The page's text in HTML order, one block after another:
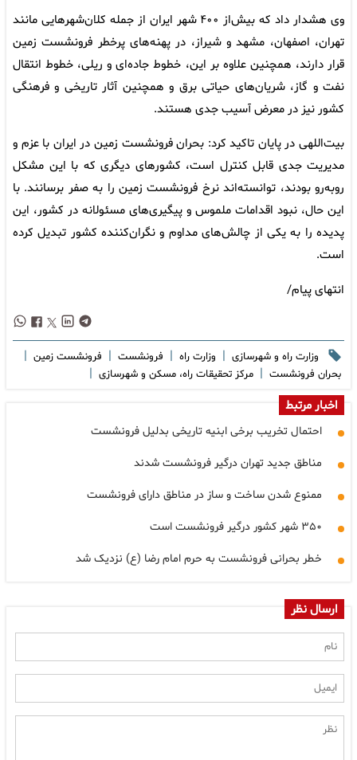
وی هشدار داد که بیش‌از ۴۰۰ شهر ایران از جمله کلان‌شهرهایی مانند
تهران، اصفهان، مشهد و شیراز، در پهنه‌های پرخطر فرونشست زمین
قرار دارند، همچنین علاوه بر این، خطوط جاده‌ای و ریلی، خطوط انتقال
نفت و گاز، شریان‌های حیاتی برق و همچنین آثار تاریخی و فرهنگی
کشور نیز در معرض آسیب جدی هستند.
بیت‌اللهی در پایان تاکید کرد: بحران فرونشست زمین در ایران با عزم و
مدیریت جدی قابل کنترل است، کشورهای دیگری که با این مشکل
روبه‌رو بودند، توانسته‌اند نرخ فرونشست زمین را به صفر برسانند. با
این حال، نبود اقدامات ملموس و پیگیری‌های مسئولانه در کشور، این
پدیده را به یکی از چالش‌های مداوم و نگران‌کننده کشور تبدیل کرده
است.
انتهای پیام/
وزارت راه و شهرسازی | وزارت راه | فرونشست | فرونشست زمین |
بحران فرونشست | مرکز تحقیقات راه، مسکن و شهرسازی |
اخبار مرتبط
احتمال تخریب برخی ابنیه تاریخی بدلیل فرونشست
مناطق جدید تهران درگیر فرونشست شدند
ممنوع شدن ساخت و ساز در مناطق دارای فرونشست
۳۵۰ شهر کشور درگیر فرونشست است
خطر بحرانی فرونشست به حرم امام رضا (ع) نزدیک شد
ارسال نظر